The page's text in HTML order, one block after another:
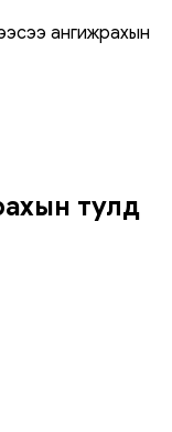
ангижрахын
тулд